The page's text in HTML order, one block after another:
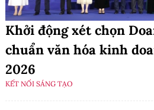
Khởi động xét chọn
chuẩn văn hóa kinh
2026
KẾT NỐI SÁNG TẠO